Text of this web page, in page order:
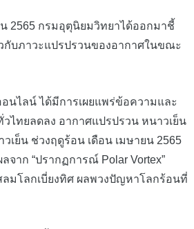
กรมอุตุนิยมวิทยาได้ออกมาชี้
กับภาวะแปรปรวนของอากาศในขณะ
ลน์ ได้มีการเผยแพร่ข้อความและ
ไทยลดลง อากาศแปรปรวน หนาวเย็น
เย็น ช่วงฤดูร้อน เดือน เมษายน 2565
จาก “ปรากฏการณ์ Polar Vortex”
ลมโลกเบี่ยงทิศ ผลพวงปัญหาโลกร้อนที่